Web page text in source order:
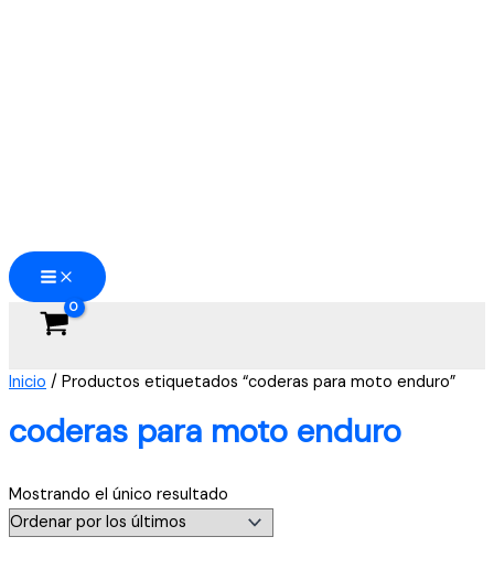
Inicio / Productos etiquetados “coderas para moto enduro”
coderas para moto enduro
Mostrando el único resultado